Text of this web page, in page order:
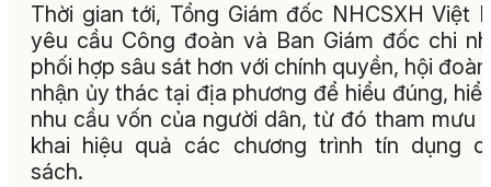
Thời gian tới, Tổng Giám đốc NHCSXH Việt
yêu cầu Công đoàn và Ban Giám đốc chi
phối hợp sâu sát hơn với chính quyền, hội
nhận ủy thác tại địa phương để hiểu đúng,
nhu cầu vốn của người dân, từ đó tham mưu
khai hiệu quả các chương trình tín dụng
sách.